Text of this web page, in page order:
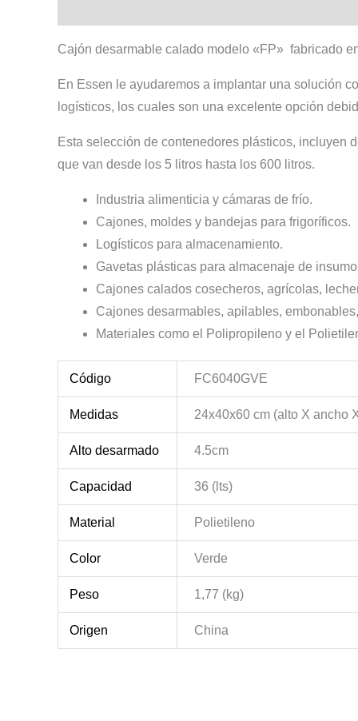
Cajón desarmable calado modelo «FP» fabricado
En Essen le ayudaremos a implantar una solución
logísticos, los cuales son una excelente opción
Esta selección de contenedores plásticos, incluyen
que van desde los 5 litros hasta los 600 litros.
Industria alimenticia y cámaras de frío.
Cajones, moldes y bandejas para frigoríficos.
Logísticos para almacenamiento.
Gavetas plásticas para almacenaje de
Cajones calados cosecheros, agrícolas,
Cajones desarmables, apilables,
Materiales como el Polipropileno y el
Código FC6040GVE
Medidas 24x40x60 cm (alto X ancho
Alto desarmado 4.5cm
Capacidad 36 (lts)
Material Polietileno
Color Verde
Peso 1,77 (kg)
Origen China